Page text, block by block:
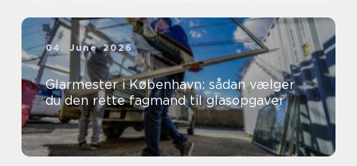
04. June 2026
Glarmester i København: sådan vælger
du den rette fagmand til glasopgaver